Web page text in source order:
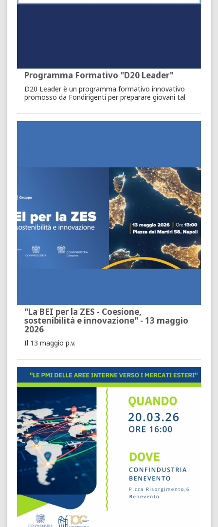
Programma Formativo "D20 Leader"
D20 Leader è un programma formativo innovativo
promosso da Fondirigenti per preparare giovani tal
"La BEI per la ZES - Coesione,
sostenibilità e innovazione" - 13 maggio
2026
Il 13 maggio p.v.